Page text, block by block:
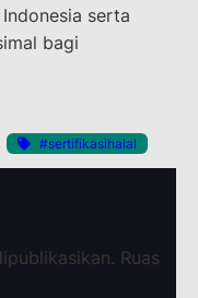
serta
bagi
#sertifikasihalal
Ruas